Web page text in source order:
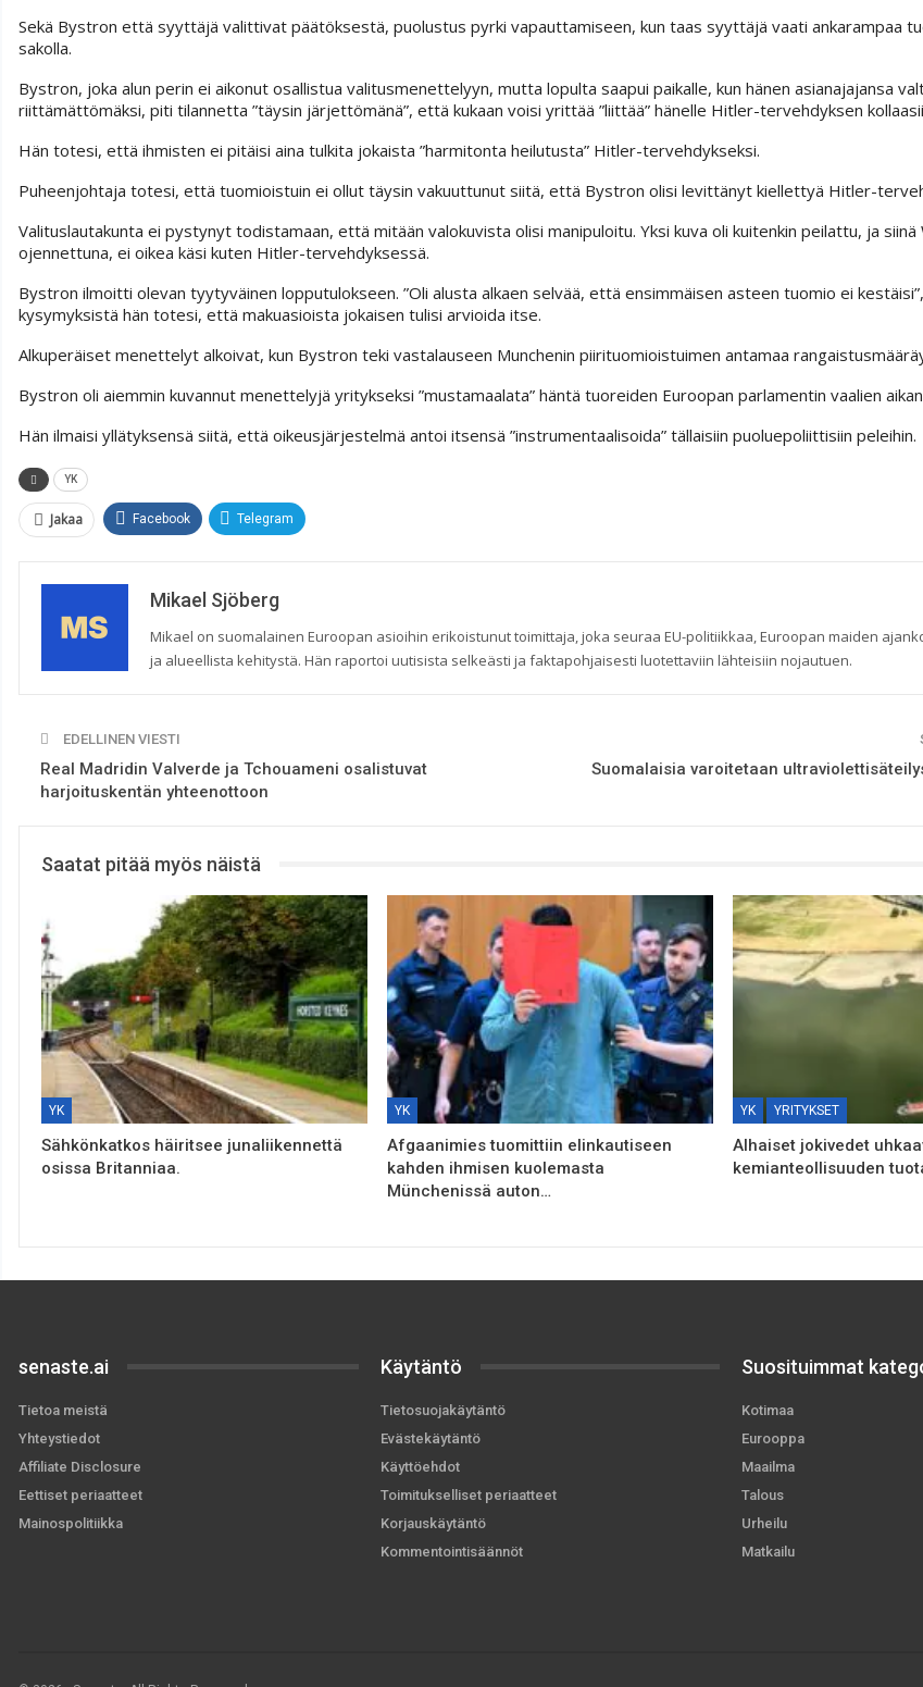
Sekä Bystron että syyttäjä valittivat päätöksestä, puolustus pyrki vapauttamiseen, kun taas syyttäjä vaati ankarampaa
sakolla.
Bystron, joka alun perin ei aikonut osallistua valitusmenettelyyn, mutta lopulta saapui paikalle, kun hänen asianajajansa
riittämättömäksi, piti tilannetta ”täysin järjettömänä”, että kukaan voisi yrittää ”liittää” hänelle Hitler-tervehdyksen
Hän totesi, että ihmisten ei pitäisi aina tulkita jokaista ”harmitonta heilutusta” Hitler-tervehdykseksi.
Puheenjohtaja totesi, että tuomioistuin ei ollut täysin vakuuttunut siitä, että Bystron olisi levittänyt kiellettyä Hitler-
Valituslautakunta ei pystynyt todistamaan, että mitään valokuvista olisi manipuloitu. Yksi kuva oli kuitenkin peilattu, ja siinä
ojennettuna, ei oikea käsi kuten Hitler-tervehdyksessä.
Bystron ilmoitti olevan tyytyväinen lopputulokseen. ”Oli alusta alkaen selvää, että ensimmäisen asteen tuomio ei
kysymyksistä hän totesi, että makuasioista jokaisen tulisi arvioida itse.
Alkuperäiset menettelyt alkoivat, kun Bystron teki vastalauseen Munchenin piirituomioistuimen antamaa
Bystron oli aiemmin kuvannut menettelyjä yritykseksi ”mustamaalata” häntä tuoreiden Euroopan parlamentin vaalien
Hän ilmaisi yllätyksensä siitä, että oikeusjärjestelmä antoi itsensä ”instrumentaalisoida” tällaisiin puoluepoliittisiin peleihin.
YK
Jakaa Facebook Telegram
Mikael Sjöberg
Mikael on suomalainen Euroopan asioihin erikoistunut toimittaja, joka seuraa EU-politiikkaa, Euroopan maiden
ja alueellista kehitystä. Hän raportoi uutisista selkeästi ja faktapohjaisesti luotettaviin lähteisiin nojautuen.
EDELLINEN VIESTI
Real Madridin Valverde ja Tchouameni osalistuvat
harjoituskentän yhteenottoon
Suomalaisia varoitetaan
Saatat pitää myös näistä
YK
Sähkönkatkos häiritsee junaliikennettä
osissa Britanniaa.
YK
Afgaanimies tuomittiin elinkautiseen
kahden ihmisen kuolemasta
Münchenissä auton…
YK YRITYKSET
Alhaiset jokivedet
kemianteollisuuden
senaste.ai
Tietoa meistä
Yhteystiedot
Affiliate Disclosure
Eettiset periaatteet
Mainospolitiikka
Käytäntö
Tietosuojakäytäntö
Evästekäytäntö
Käyttöehdot
Toimitukselliset periaatteet
Korjauskäytäntö
Kommentointisäännöt
Suosituimmat
Kotimaa
Eurooppa
Maailma
Talous
Urheilu
Matkailu